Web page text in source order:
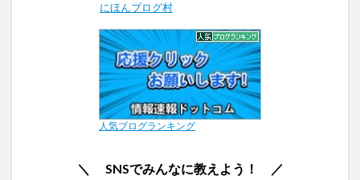
にほんブログ村
人気ブログランキング
＼ SNSでみんなに教えよう！ ／